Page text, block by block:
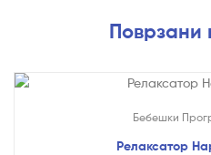
Поврзани
Бебешки
Релаксатор